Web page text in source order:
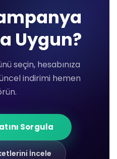
Uygun?
seçin, hesabınıza
indirimi hemen
Sorgula
İncele